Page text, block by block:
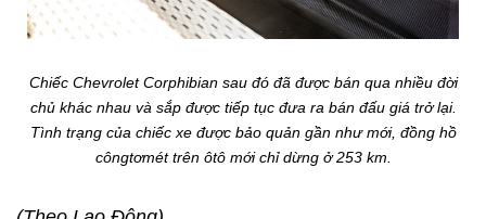
Chiếc Chevrolet Corphibian sau đó đã được bán qua nhiều đời
chủ khác nhau và sắp được tiếp tục đưa ra bán đấu giá trở lại.
Tình trạng của chiếc xe được bảo quản gần như mới, đồng hồ
côngtơmét trên ôtô mới chỉ dừng ở 253 km.